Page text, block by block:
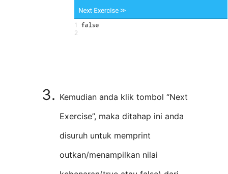
Kemudian anda klik tombol “Next
Exercise”, maka ditahap ini anda
disuruh untuk memprint
outkan/menampilkan nilai